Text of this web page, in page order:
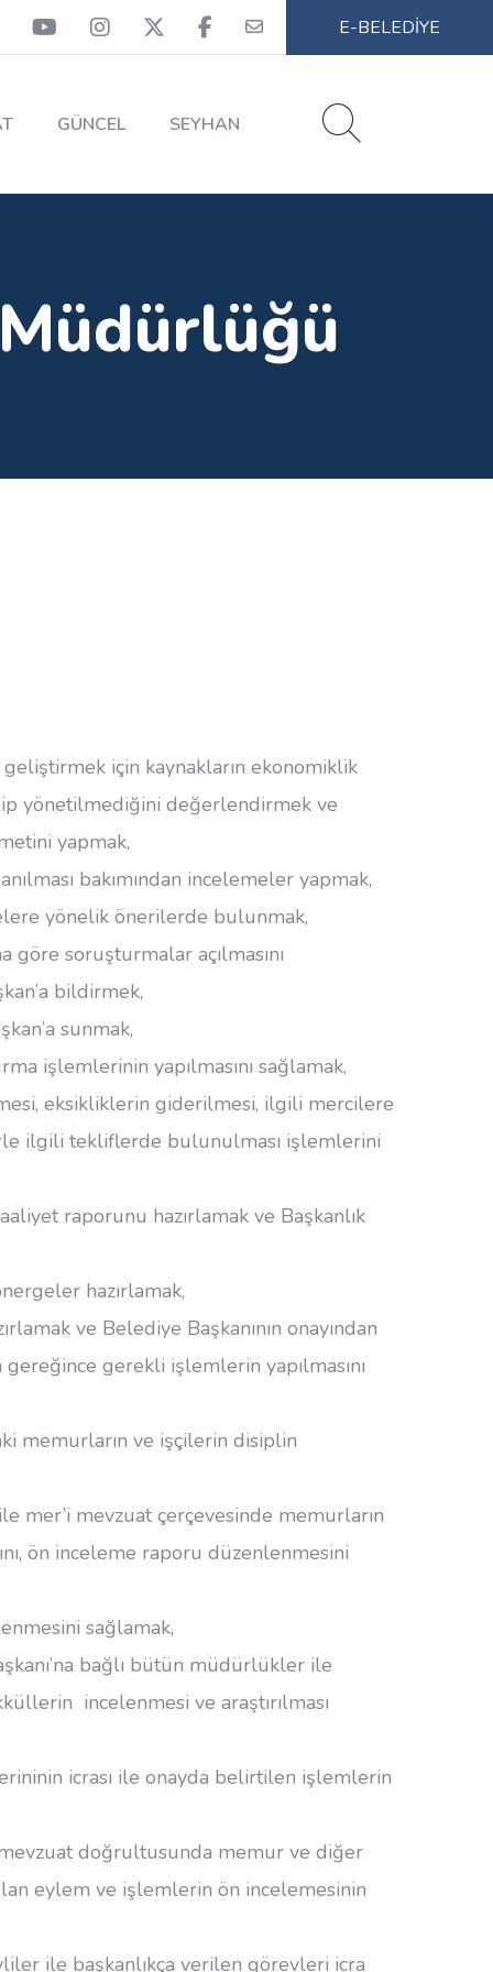
E-BELEDİYE
GÜNCEL SEYHAN
için kaynakların ekonomiklik
yönetilmediğini değerlendirmek ve
yapmak,
bakımından incelemeler yapmak,
yönelik önerilerde bulunmak,
göre soruşturmalar açılmasını
bildirmek,
sunmak,
işlemlerinin yapılmasını sağlamak,
eksikliklerin giderilmesi, ilgili mercilere
ilgili tekliflerde bulunulması işlemlerini
raporunu hazırlamak ve Başkanlık
hazırlamak,
ve Belediye Başkanının onayından
gerekli işlemlerin yapılmasını
memurların ve işçilerin disiplin
mer’i mevzuat çerçevesinde memurların
ön inceleme raporu düzenlenmesini
sağlamak,
bağlı bütün müdürlükler ile
incelenmesi ve araştırılması
icrası ile onayda belirtilen işlemlerin
doğrultusunda memur ve diğer
eylem ve işlemlerin ön incelemesinin
ile başkanlıkça verilen görevleri icra